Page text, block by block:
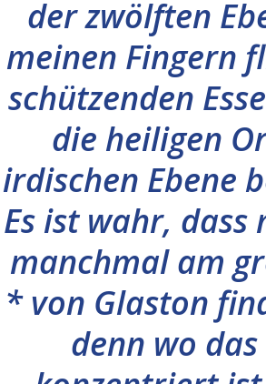
der zwölften
meinen Fingern
schützenden
die heiligen
irdischen Ebene
Es ist wahr, dass
manchmal am
* von Glaston
denn wo das